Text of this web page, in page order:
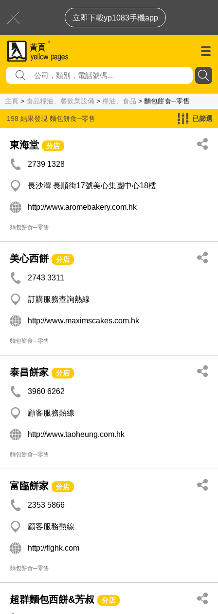
立即下載yp1083手機app
主頁 > 食品糧油、餐飲業設備 > 糧油、食品 > 麵包餅食─零售
198 結果發現 麵包餅食─零售 已篩選
東海堂 分店
2739 1328
長沙灣 長順街17號美心集團中心18樓
http://www.aromebakery.com.hk
麵包餅食─零售
美心西餅 分店
2743 3311
訂購服務查詢熱線
http://www.maximscakes.com.hk
麵包餅食─零售
泰昌餅家 分店
3960 6262
顧客服務熱線
http://www.taoheung.com.hk
麵包餅食─零售
富臨餅家 分店
2353 5866
顧客服務熱線
http://flghk.com
麵包餅食─零售
超群麵包西餅&芳叔 分店